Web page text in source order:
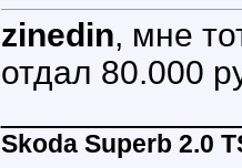
zinedin, мне
отдал 80.000
Skoda Superb 2.0